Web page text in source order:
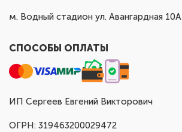
м. Водный стадион ул. Авангардная 10А
СПОСОБЫ ОПЛАТЫ
ИП Сергеев Евгений Викторович
ОГРН: 319463200029472